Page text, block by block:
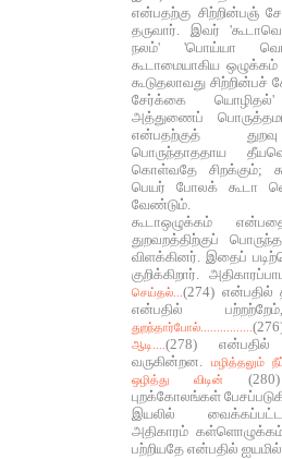
என்பதற்கு சிற்றின்பஞ்‌
தருவார். இவர்
நலம்‌' 'பொய்யா
கூடாமையாகிய
கூடுதலாவது
சேர்க்கை
அத்துணைப்
என்பதற்குத்
பொருந்தாததாய
கொள்வதே சிறக்கும்;
பெயர் போலக் கூடா
வேண்டும்.
கூடாஒழுக்கம்
துறவறத்திற்குப்
விளக்கினர். இதைப்
குறிக்கிறார்.
செய்தல்... (274)
என்பதில்
துறந்தார்போல்................
ஆடி.... (278) என்பதில்
வருகின்றன.
மழித்தலும்
ஒழித்து விடின்
(280)
புறக்கோலங்கள்
இயலில்
அதிகாரம்
பற்றியதே என்பதில்